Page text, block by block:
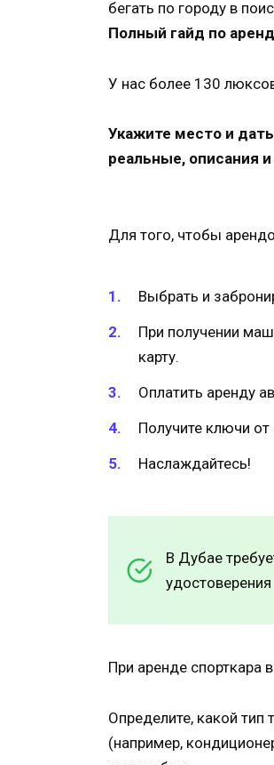
бегать по городу в
Полный гайд по
У нас более 130
Укажите место и
реальные, описания
Для того, чтобы
Выбрать и
При получении
карту.
Оплатить аренду
Получите ключи
Наслаждайтесь!
В Дубае
При аренде спорткара
Определите, какой
(например,